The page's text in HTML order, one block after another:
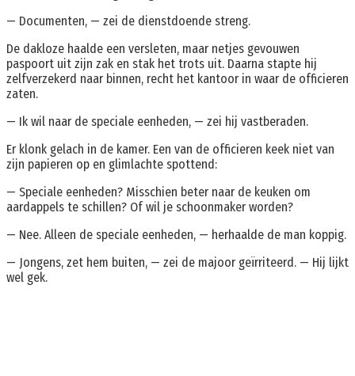
— Documenten, — zei de dienstdoende streng.
De dakloze haalde een versleten, maar netjes gevouwen
paspoort uit zijn zak en stak het trots uit. Daarna stapte hij
zelfverzekerd naar binnen, recht het kantoor in waar de officieren
zaten.
— Ik wil naar de speciale eenheden, — zei hij vastberaden.
Er klonk gelach in de kamer. Een van de officieren keek niet van
zijn papieren op en glimlachte spottend:
— Speciale eenheden? Misschien beter naar de keuken om
aardappels te schillen? Of wil je schoonmaker worden?
— Nee. Alleen de speciale eenheden, — herhaalde de man koppig.
— Jongens, zet hem buiten, — zei de majoor geïrriteerd. — Hij lijkt
wel gek.